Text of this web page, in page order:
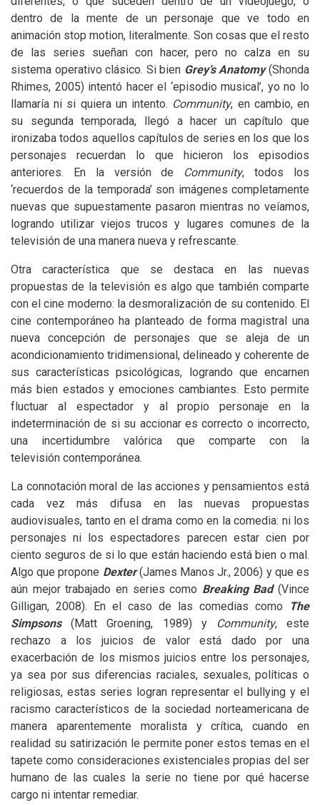
dentro de la mente de un personaje que ve todo en
animación stop motion, literalmente. Son cosas que el resto
de las series sueñan con hacer, pero no calza en su
sistema operativo clásico. Si bien Grey’s Anatomy(Shonda
Rhimes, 2005) intentó hacer el ‘episodio musical’, yo no lo
llamaría ni si quiera un intento. Community, en cambio, en
su segunda temporada, llegó a hacer un capítulo que
ironizaba todos aquellos capítulos de series en los que los
personajes recuerdan lo que hicieron los episodios
anteriores. En la versión de Community, todos los
‘recuerdos de la temporada’ son imágenes completamente
nuevas que supuestamente pasaron mientras no veíamos,
logrando utilizar viejos trucos y lugares comunes de la
televisión de una manera nueva y refrescante.
Otra característica que se destaca en las nuevas
propuestas de la televisión es algo que también comparte
con el cine moderno: la desmoralización de su contenido. El
cine contemporáneo ha planteado de forma magistral una
nueva concepción de personajes que se aleja de un
acondicionamiento tridimensional, delineado y coherente de
sus características psicológicas, logrando que encarnen
más bien estados y emociones cambiantes. Esto permite
fluctuar al espectador y al propio personaje en la
indeterminación de si su accionar es correcto o incorrecto,
una incertidumbre valórica que comparte con la
televisión contemporánea.
La connotación moral de las acciones y pensamientos está
cada vez más difusa en las nuevas propuestas
audiovisuales, tanto en el drama como en la comedia: ni los
personajes ni los espectadores parecen estar cien por
ciento seguros de si lo que están haciendo está bien o mal.
Algo que propone Dexter(James Manos Jr., 2006) y que es
aún mejor trabajado en series como Breaking Bad(Vince
Gilligan, 2008). En el caso de las comedias como
The
Simpsons
(Matt Groening, 1989) y Community, este
rechazo a los juicios de valor está dado por una
exacerbación de los mismos juicios entre los personajes,
ya sea por sus diferencias raciales, sexuales, políticas o
religiosas, estas series logran representar el bullying y el
racismo característicos de la sociedad norteamericana de
manera aparentemente moralista y crítica, cuando en
realidad su satirización le permite poner estos temas en el
tapete como consideraciones existenciales propias del ser
humano de las cuales la serie no tiene por qué hacerse
cargo ni intentar remediar.